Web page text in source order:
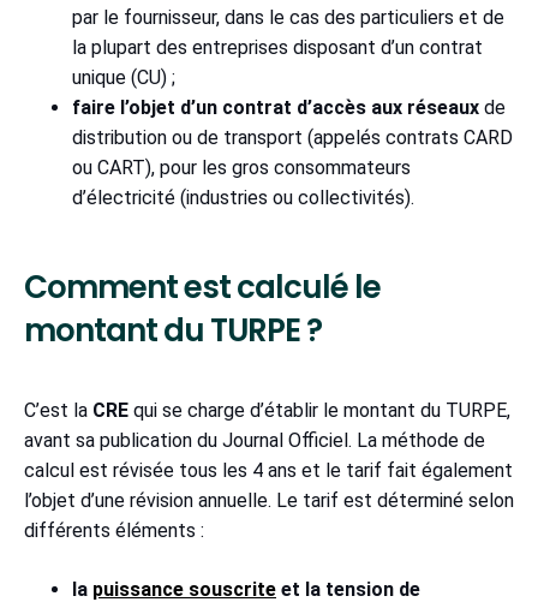
par le fournisseur, dans le cas des particuliers et de
la plupart des entreprises disposant d’un contrat
unique (CU) ;
faire l’objet d’un contrat d’accès aux réseaux de
distribution ou de transport (appelés contrats CARD
ou CART), pour les gros consommateurs
d’électricité (industries ou collectivités).
Comment est calculé le
montant du TURPE ?
C’est la CRE qui se charge d’établir le montant du TURPE,
avant sa publication du Journal Officiel. La méthode de
calcul est révisée tous les 4 ans et le tarif fait également
l’objet d’une révision annuelle. Le tarif est déterminé selon
différents éléments :
la puissance souscrite et la tension de